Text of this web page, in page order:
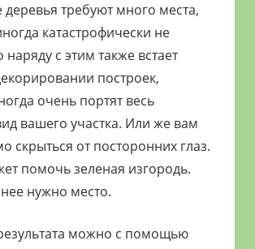
требуют много места,
катастрофически не
наряду с этим также встает
построек,
очень портят весь
вашего участка. Или же вам
скрыться от посторонних глаз.
помочь зеленая изгородь.
нужно место.
можно с помощью